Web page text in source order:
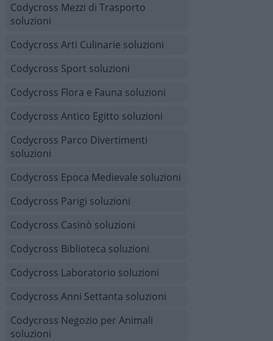
Codycross Mezzi di Trasporto
soluzioni
Codycross Arti Culinarie soluzioni
Codycross Sport soluzioni
Codycross Flora e Fauna soluzioni
Codycross Antico Egitto soluzioni
Codycross Parco Divertimenti
soluzioni
Codycross Epoca Medievale soluzioni
Codycross Parigi soluzioni
Codycross Casinò soluzioni
Codycross Biblioteca soluzioni
Codycross Laboratorio soluzioni
Codycross Anni Settanta soluzioni
Codycross Negozio per Animali
soluzioni